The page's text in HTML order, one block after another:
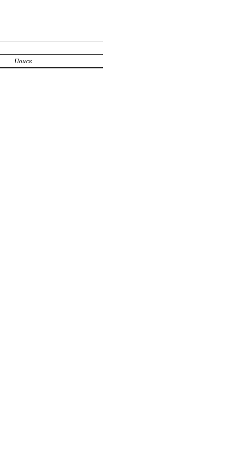
Поиск